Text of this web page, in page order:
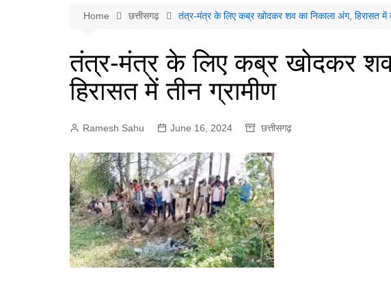
Home छत्तीसगढ़ तंत्र-मंत्र के लिए कब्र खोदकर शव का निकाला अंग, हिरासत में
तंत्र-मंत्र के लिए कब्र खोदकर
हिरासत में तीन ग्रामीण
Ramesh Sahu June 16, 2024 छत्तीसगढ़